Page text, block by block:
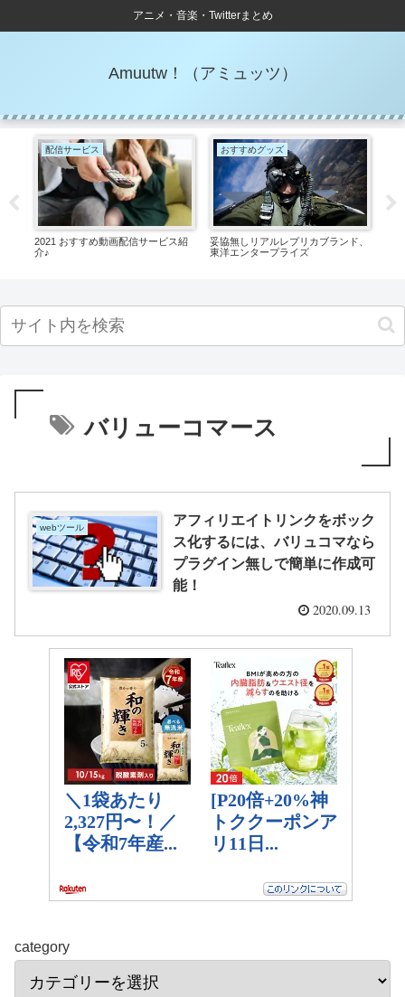
アニメ・音楽・Twitterまとめ
Amuutw！（アミュッツ）
配信サービス
2021 おすすめ動画配信サービス紹
介♪
おすすめグッズ
妥協無しリアルレプリカブランド、
東洋エンタープライズ
バリューコマース
webツール
アフィリエイトリンクをボック
ス化するには、バリュコマなら
プラグイン無しで簡単に作成可
能！
2020.09.13
category